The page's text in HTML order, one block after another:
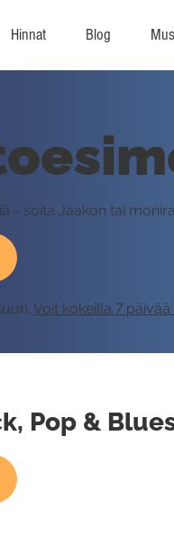
Hinnat Blog
- soita Jaakon tai
Voit kokeilla 7
Pop &